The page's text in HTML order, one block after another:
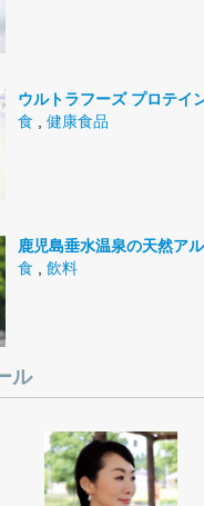
ウルトラフーズ プロテイ
食
健康食品
鹿児島垂水温泉の天然ア
食
飲料
ル